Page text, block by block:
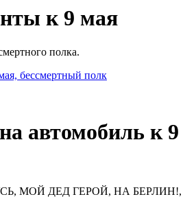
к 9 мая
полка.
автомобиль к 9
МОЙ ДЕД ГЕРОЙ, НА БЕРЛИН!,